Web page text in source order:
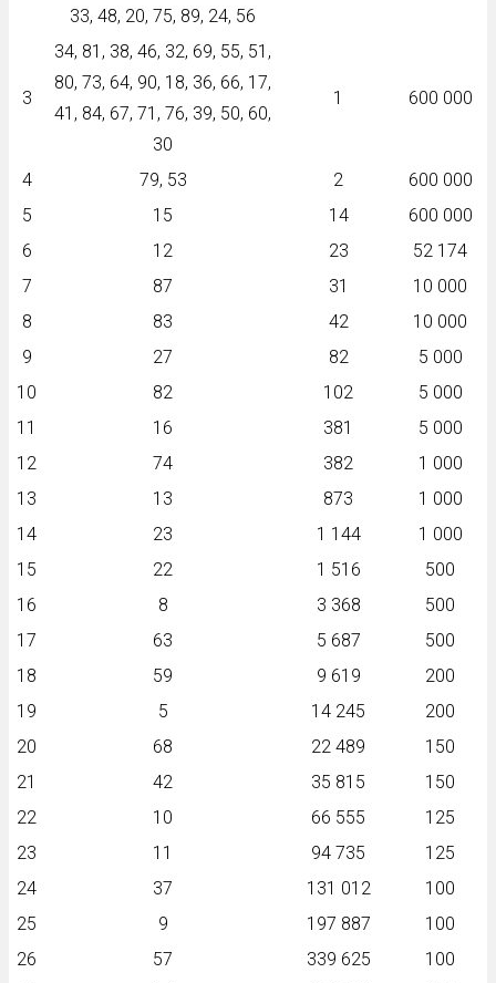
33, 48, 20, 75, 89, 24, 56
3
34, 81, 38, 46, 32, 69, 55, 51,
80, 73, 64, 90, 18, 36, 66, 17,
41, 84, 67, 71, 76, 39, 50, 60,
30
1 600 000
4 79, 53 2
600 000
5
15 14
600 000
6
12 23
52 174
7
87 31
10 000
8
83 42
10 000
9
27 82
5 000
10
82 102
5 000
11
16 381
5 000
12
74 382
1 000
13
13 873
1 000
14
23 1 144
1 000
15
22 1 516
500
16
8 3 368
500
17
63 5 687
500
18
59 9 619
200
19
5 14 245
200
20
68 22 489
150
21
42 35 815
150
22
10 66 555
125
23
11 94 735
125
24
37 131 012
100
25
9 197 887
100
26
57 339 625
100